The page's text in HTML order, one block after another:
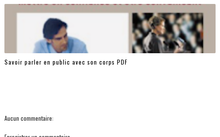
Savoir parler en public avec son corps PDF
Aucun commentaire: